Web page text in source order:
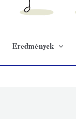
Eredmények